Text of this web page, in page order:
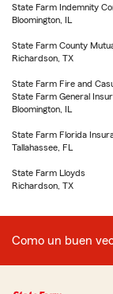
State Farm Indemnity
Bloomington, IL
State Farm County
Richardson, TX
State Farm Fire and
State Farm General
Bloomington, IL
State Farm Florida
Tallahassee, FL
State Farm Lloyds
Richardson, TX
Como un buen